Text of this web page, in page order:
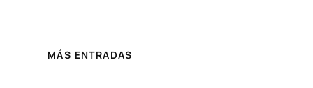
MÁS ENTRADAS